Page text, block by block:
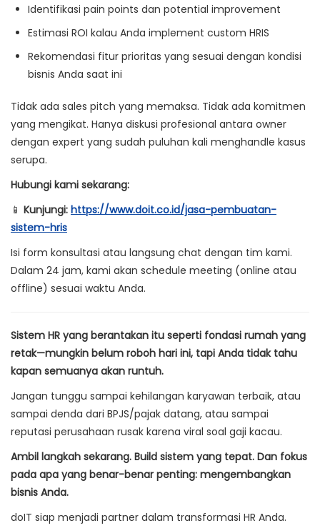
Identifikasi pain points dan potential improvement
Estimasi ROI kalau Anda implement custom HRIS
Rekomendasi fitur prioritas yang sesuai dengan kondisi
bisnis Anda saat ini
Tidak ada sales pitch yang memaksa. Tidak ada komitmen
yang mengikat. Hanya diskusi profesional antara owner
dengan expert yang sudah puluhan kali menghandle kasus
serupa.
Hubungi kami sekarang:
📱 Kunjungi: https://www.doit.co.id/jasa-pembuatan-
sistem-hris
Isi form konsultasi atau langsung chat dengan tim kami.
Dalam 24 jam, kami akan schedule meeting (online atau
offline) sesuai waktu Anda.
Sistem HR yang berantakan itu seperti fondasi rumah yang
retak—mungkin belum roboh hari ini, tapi Anda tidak tahu
kapan semuanya akan runtuh.
Jangan tunggu sampai kehilangan karyawan terbaik, atau
sampai denda dari BPJS/pajak datang, atau sampai
reputasi perusahaan rusak karena viral soal gaji kacau.
Ambil langkah sekarang. Build sistem yang tepat. Dan fokus
pada apa yang benar-benar penting: mengembangkan
bisnis Anda.
doIT siap menjadi partner dalam transformasi HR Anda.